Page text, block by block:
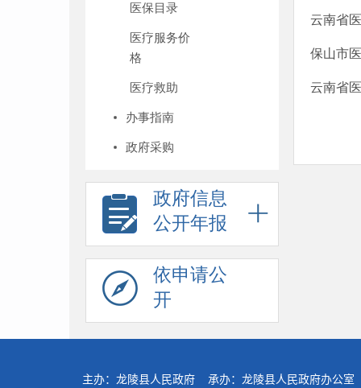
医保目录
医疗服务价
格
医疗救助
办事指南
政府采购
政府信息
公开年报
依申请公
开
云南省
保山市
云南省